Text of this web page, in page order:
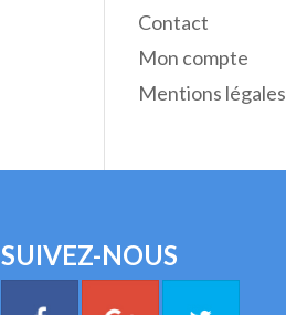
Contact
Mon compte
Mentions légales
SUIVEZ-NOUS